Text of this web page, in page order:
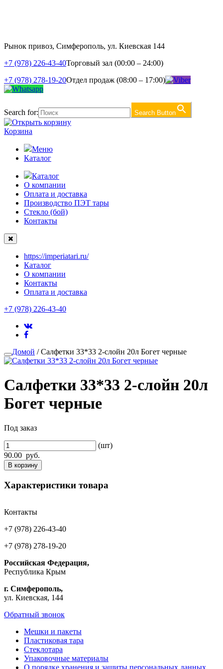
Рынок привоз, Симферополь, ул. Киевская 144
+7 (978) 226-43-40Торговый зал (00:00 – 24:00)
+7 (978) 278-19-20Отдел продаж (08:00 – 17:00)
Search for: Search Button
Корзина
Меню
Каталог
Каталог
О компании
Оплата и доставка
Производство ПЭТ тары
Стекло (бой)
Контакты
https://imperiatari.ru/
Каталог
О компании
Контакты
Оплата и доставка
+7 (978) 226-43-40
Домой / Салфетки 33*33 2-слойн 20л Богет черные
Салфетки 33*33 2-слойн 20л
Богет черные
Под заказ
(шт)
90.00 руб.
В корзину
Характеристики товара
Контакты
+7 (978) 226-43-40
+7 (978) 278-19-20
Российская Федерация,
Республика Крым
г. Симферополь,
ул. Киевская, 144
Обратный звонок
Мешки и пакеты
Пластиковая тара
Стеклотара
Упаковочные материалы